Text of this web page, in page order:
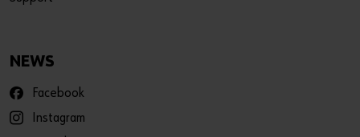
NEWS
Facebook
Instagram